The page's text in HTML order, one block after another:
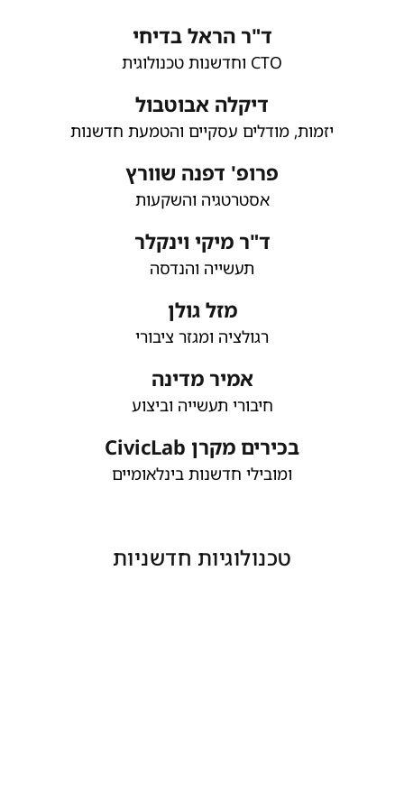
ד"ר הראל בדיחי
CTO וחדשנות טכנולוגית
דיקלה אבוטבול
יזמות, מודלים עסקיים והטמעת חדשנות
פרופ' דפנה שוורץ
אסטרטגיה והשקעות
ד"ר מיקי וינקלר
תעשייה והנדסה
מזל גולן
רגולציה ומגזר ציבורי
אמיר מדינה
חיבורי תעשייה וביצוע
בכירים מקרן CivicLab
ומובילי חדשנות בינלאומיים
טכנולוגיות חדשניות